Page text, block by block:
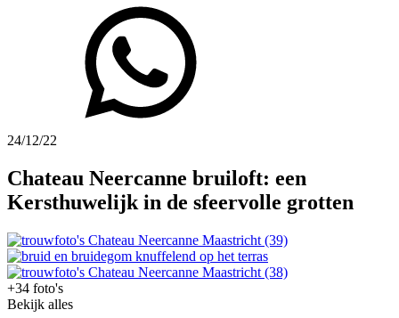
24/12/22
Chateau Neercanne bruiloft: een
Kersthuwelijk in de sfeervolle grotten
+34 foto's
Bekijk alles